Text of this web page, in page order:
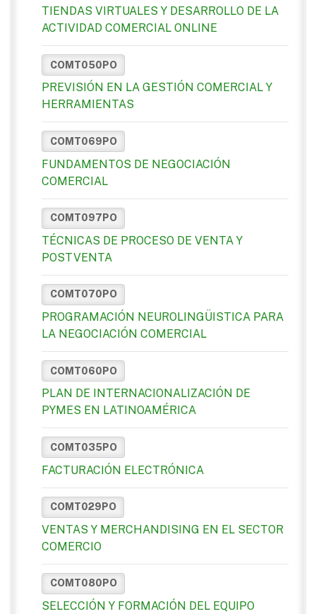
TIENDAS VIRTUALES Y DESARROLLO DE LA
ACTIVIDAD COMERCIAL ONLINE
COMT050PO
PREVISIÓN EN LA GESTIÓN COMERCIAL Y
HERRAMIENTAS
COMT069PO
FUNDAMENTOS DE NEGOCIACIÓN
COMERCIAL
COMT097PO
TÉCNICAS DE PROCESO DE VENTA Y
POSTVENTA
COMT070PO
PROGRAMACIÓN NEUROLINGÜISTICA PARA
LA NEGOCIACIÓN COMERCIAL
COMT060PO
PLAN DE INTERNACIONALIZACIÓN DE
PYMES EN LATINOAMÉRICA
COMT035PO
FACTURACIÓN ELECTRÓNICA
COMT029PO
VENTAS Y MERCHANDISING EN EL SECTOR
COMERCIO
COMT080PO
SELECCIÓN Y FORMACIÓN DEL EQUIPO